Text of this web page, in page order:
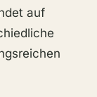
auf